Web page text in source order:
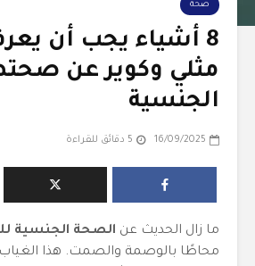
صحة
8 أشياء يجب أن
مثلي وكوير عن
الجنسية
16/09/2025 5 دقائق للقراءة
ما زال الحديث عن الصحة الجنسية
محاطًا بالوصمة والصمت. هذا